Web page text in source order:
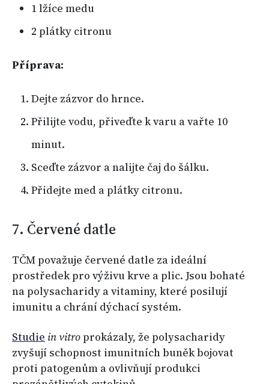
1 lžíce medu
2 plátky citronu
Příprava:
Dejte zázvor do hrnce.
Přilijte vodu, přiveďte k varu a vařte 10
minut.
Sceďte zázvor a nalijte čaj do šálku.
Přidejte med a plátky citronu.
7. Červené datle
TČM považuje červené datle za ideální
prostředek pro výživu krve a plic. Jsou bohaté
na polysacharidy a vitaminy, které posilují
imunitu a chrání dýchací systém.
Studie in vitroprokázaly, že polysacharidy
zvyšují schopnost imunitních buněk bojovat
proti patogenům a ovlivňují produkci